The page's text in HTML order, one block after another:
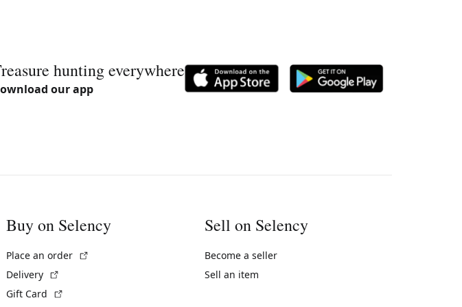
hunting everywhere
our app
Buy on Selency
Place an order
Delivery
Gift Card
Sell on Selency
Become a seller
Sell an item